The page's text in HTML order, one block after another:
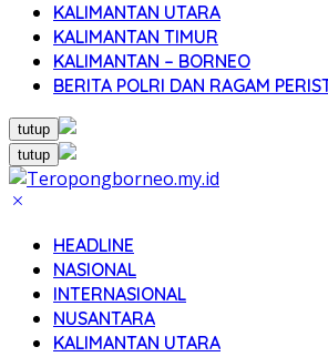
KALIMANTAN UTARA
KALIMANTAN TIMUR
KALIMANTAN – BORNEO
BERITA POLRI DAN RAGAM
tutup
tutup
HEADLINE
NASIONAL
INTERNASIONAL
NUSANTARA
KALIMANTAN UTARA